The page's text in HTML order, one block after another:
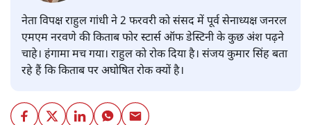
नेता विपक्ष राहुल गांधी ने 2 फरवरी को संसद में पूर्व सेनाध्यक्ष जनरल
एमएम नरवणे की किताब फोर स्टार्स ऑफ डेस्टिनी के कुछ अंश पढ़ने
चाहे। हंगामा मच गया। राहुल को रोक दिया है। संजय कुमार सिंह बता
रहे हैं कि किताब पर अघोषित रोक क्यों है।